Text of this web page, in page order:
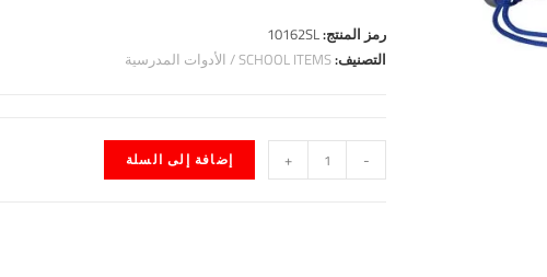
رمز المنتج:10162SL
التصنيف:SCHOOL ITEMS / الأدوات المدرسية
-
+ إضافة إلى السلة